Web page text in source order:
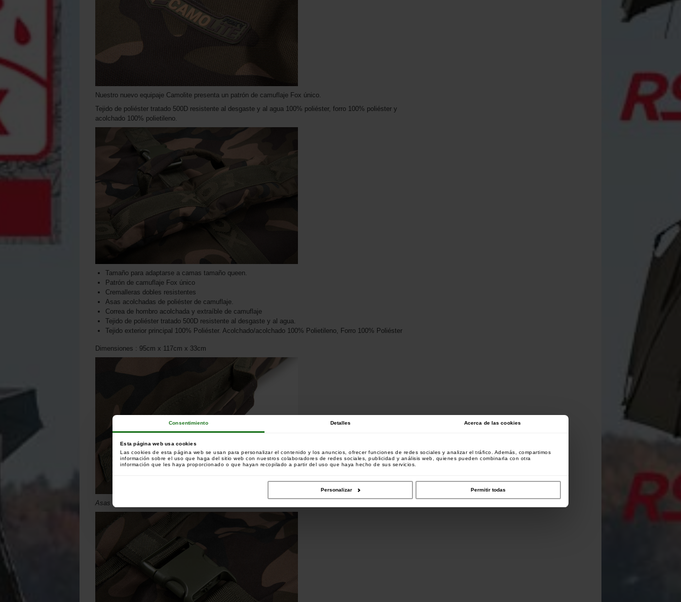
Consentimiento Detalles Acerca de las cookies
Esta página web usa cookies
Las cookies de esta página web se usan para personalizar el contenido y los anuncios, ofrecer funciones de redes sociales y analizar el tráfico. Además, compartimos
información sobre el uso que haga del sitio web con nuestros colaboradores de redes sociales, publicidad y análisis web, quienes pueden combinarla con otra
información que les haya proporcionado o que hayan recopilado a partir del uso que haya hecho de sus servicios.
Personalizar Permitir todas
Nuestro nuevo equipaje Camolite presenta un patrón de camuflaje Fox único.
Tejido de poliéster tratado 500D resistente al desgaste y al agua 100% poliéster, forro 100% poliéster y
acolchado 100% polietileno.
Tamaño para adaptarse a camas tamaño queen.
Patrón de camuflaje Fox único
Cremalleras dobles resistentes
Asas acolchadas de poliéster de camuflaje.
Correa de hombro acolchada y extraíble de camuflaje
Tejido de poliéster tratado 500D resistente al desgaste y al agua.
Tejido exterior principal 100% Poliéster. Acolchado/acolchado 100% Polietileno, Forro 100% Poliéster
Dimensiones : 95cm x 117cm x 33cm
Asas de poliéster reforzado.